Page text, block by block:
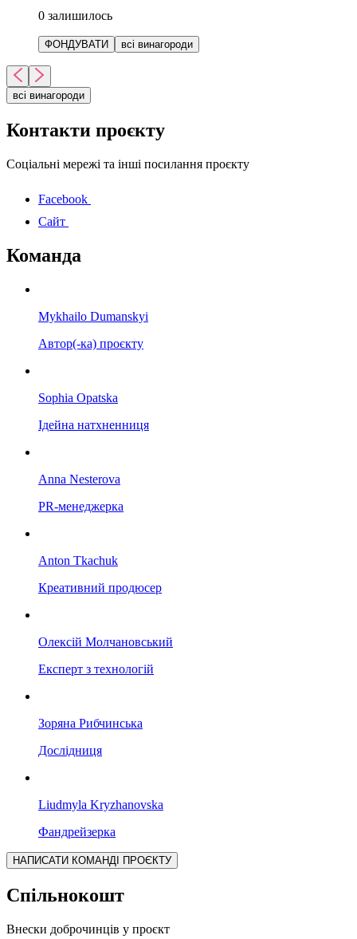
0 залишилось
ФОНДУВАТИ всі винагороди
всі винагороди
Контакти проєкту
Соціальні мережі та інші посилання проєкту
Facebook
Сайт
Команда
Mykhailo Dumanskyi
Автор(-ка) проєкту
Sophia Opatska
Ідейна натхненниця
Anna Nesterova
PR-менеджерка
Anton Tkachuk
Креативний продюсер
Олексій Молчановський
Експерт з технологій
Зоряна Рибчинська
Дослідниця
Liudmyla Kryzhanovska
Фандрейзерка
НАПИСАТИ КОМАНДІ ПРОЄКТУ
Спільнокошт
Внески доброчинців у проєкт